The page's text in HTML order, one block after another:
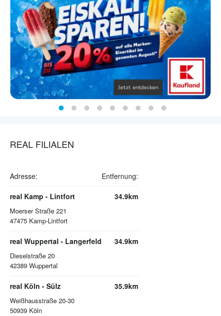
REAL FILIALEN
Adresse: Entfernung:
real Kamp - Lintfort
Moerser Straße 221
47475 Kamp-Lintfort
34.9km
real Wuppertal - Langerfeld
Dieselstraße 20
42389 Wuppertal
34.9km
real Köln - Sülz
Weißhausstraße 20-30
50939 Köln
35.9km